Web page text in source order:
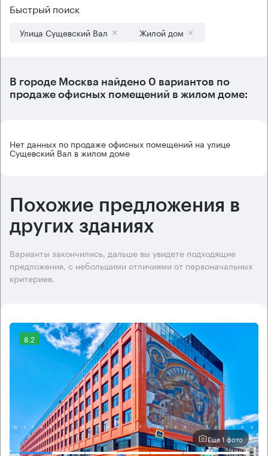
Быстрый поиск
Улица Сущевский Вал Жилой дом
В городе Москва найдено 0 вариантов по
продаже офисных помещений в жилом доме:
Нет данных по продаже офисных помещений на улице
Сущевский Вал в жилом доме
Похожие предложения в
других зданиях
Варианты закончились, дальше вы увидете подходящие
предложения, с небольшими отличиями от первоначальных
критериев.
8.2
Еще 1 фото